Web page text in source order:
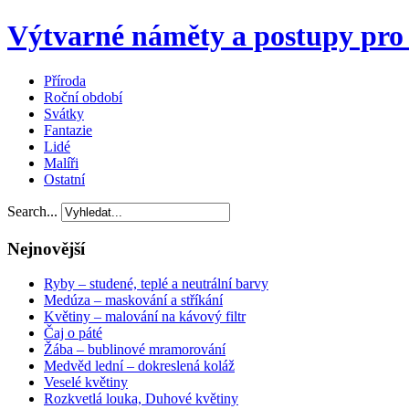
Výtvarné náměty a postupy
Příroda
Roční období
Svátky
Fantazie
Lidé
Malíři
Ostatní
Search...
Nejnovější
Ryby – studené, teplé a neutrální barvy
Medúza – maskování a stříkání
Květiny – malování na kávový filtr
Čaj o páté
Žába – bublinové mramorování
Medvěd lední – dokreslená koláž
Veselé květiny
Rozkvetlá louka, Duhové květiny